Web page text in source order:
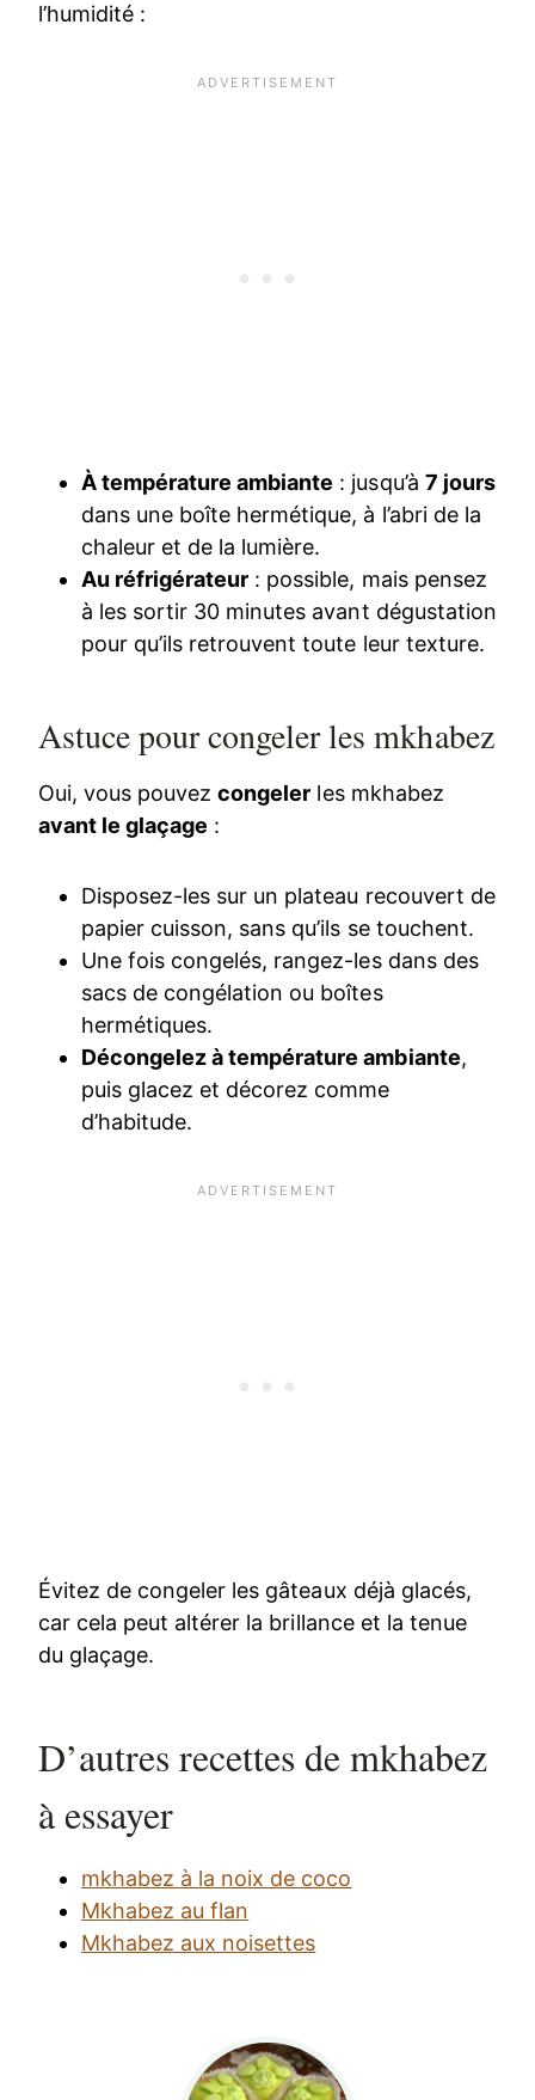
l’humidité :
À température ambiante : jusqu’à 7 jours
dans une boîte hermétique, à l’abri de la
chaleur et de la lumière.
Au réfrigérateur : possible, mais pensez
à les sortir 30 minutes avant dégustation
pour qu’ils retrouvent toute leur texture.
Astuce pour congeler les mkhabez
Oui, vous pouvezcongeler les mkhabez
avant le glaçage :
Disposez-les sur un plateau recouvert de
papier cuisson, sans qu’ils se touchent.
Une fois congelés, rangez-les dans des
sacs de congélation ou boîtes
hermétiques.
Décongelez à température ambiante,
puis glacez et décorez comme
d’habitude.
Évitez de congeler les gâteaux déjà glacés,
car cela peut altérer la brillance et la tenue
du glaçage.
D’autres recettes de mkhabez
à essayer
mkhabez à la noix de coco
Mkhabez au flan
Mkhabez aux noisettes